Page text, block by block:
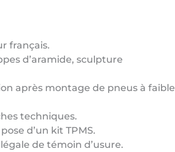
français.
d’aramide, sculpture
après montage de pneus à faible
techniques.
d’un kit TPMS.
de témoin d’usure.